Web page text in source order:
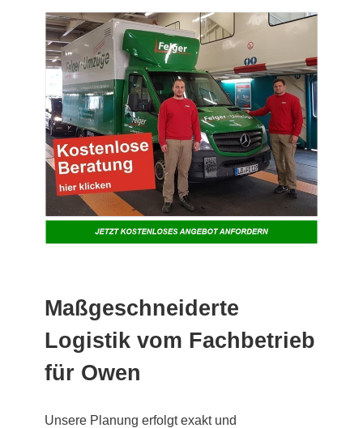
Maßgeschneiderte
Logistik vom Fachbetrieb
für Owen
Unsere Planung erfolgt exakt und